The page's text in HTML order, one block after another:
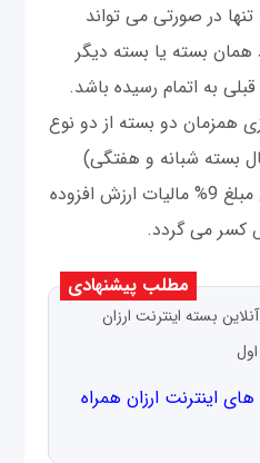
تنها در صورتی می تواند
بسته یا بسته دیگر
به اتمام رسیده باشد.
همزمان دو بسته از دو نوع
بسته شبانه و هفتگی)
برای مشترکین اعتباری مبلغ 9% مالیات ارزش افزوده
کسر می گردد.
مطلب پیشنهادی
بسته اینترنت ارزان
اینترنت ارزان همراه